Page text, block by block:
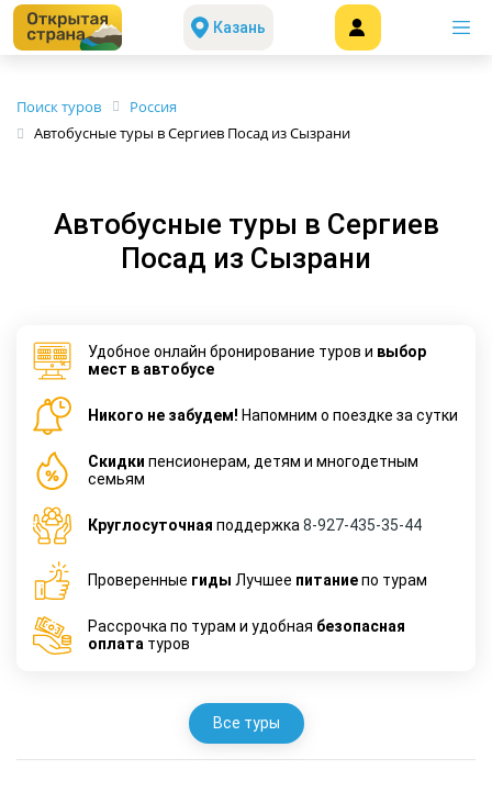
Казань
Поиск туров
Россия
Автобусные туры в Сергиев Посад из Сызрани
Автобусные туры в Сергиев
Посад из Сызрани
Удобное онлайн бронирование туров и выбор
мест в автобусе
Никого не забудем! Напомним о поездке за сутки
Cкидки пенсионерам, детям и многодетным
семьям
Круглосуточная поддержка 8-927-435-35-44
Проверенные гиды Лучшее питаниепо турам
Рассрочка по турам и удобная безопасная
оплата туров
Все туры